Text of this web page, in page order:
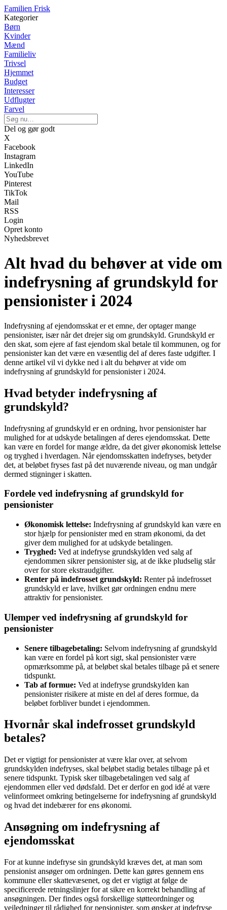
Familien Frisk
Kategorier
Børn
Kvinder
Mænd
Familieliv
Trivsel
Hjemmet
Budget
Interesser
Udflugter
Farvel
Del og gør godt
X
Facebook
Instagram
LinkedIn
YouTube
Pinterest
TikTok
Mail
RSS
Login
Opret konto
Nyhedsbrevet
Alt hvad du behøver at vide om
indefrysning af grundskyld for
pensionister i 2024
Indefrysning af ejendomsskat er et emne, der optager mange
pensionister, især når det drejer sig om grundskyld. Grundskyld er
den skat, som ejere af fast ejendom skal betale til kommunen, og for
pensionister kan det være en væsentlig del af deres faste udgifter. I
denne artikel vil vi dykke ned i alt du behøver at vide om
indefrysning af grundskyld for pensionister i 2024.
Hvad betyder indefrysning af
grundskyld?
Indefrysning af grundskyld er en ordning, hvor pensionister har
mulighed for at udskyde betalingen af deres ejendomsskat. Dette
kan være en fordel for mange ældre, da det giver økonomisk lettelse
og tryghed i hverdagen. Når ejendomsskatten indefryses, betyder
det, at beløbet fryses fast på det nuværende niveau, og man undgår
dermed stigninger i skatten.
Fordele ved indefrysning af grundskyld for
pensionister
Økonomisk lettelse: Indefrysning af grundskyld kan være en
stor hjælp for pensionister med en stram økonomi, da det
giver dem mulighed for at udskyde betalingen.
Tryghed: Ved at indefryse grundskylden ved salg af
ejendommen sikrer pensionister sig, at de ikke pludselig står
over for store ekstraudgifter.
Renter på indefrosset grundskyld: Renter på indefrosset
grundskyld er lave, hvilket gør ordningen endnu mere
attraktiv for pensionister.
Ulemper ved indefrysning af grundskyld for
pensionister
Senere tilbagebetaling: Selvom indefrysning af grundskyld
kan være en fordel på kort sigt, skal pensionister være
opmærksomme på, at beløbet skal betales tilbage på et senere
tidspunkt.
Tab af formue: Ved at indefryse grundskylden kan
pensionister risikere at miste en del af deres formue, da
beløbet forbliver bundet i ejendommen.
Hvornår skal indefrosset grundskyld
betales?
Det er vigtigt for pensionister at være klar over, at selvom
grundskylden indefryses, skal beløbet stadig betales tilbage på et
senere tidspunkt. Typisk sker tilbagebetalingen ved salg af
ejendommen eller ved dødsfald. Det er derfor en god idé at være
velinformeet omkring betingelserne for indefrysning af grundskyld
og hvad det indebærer for ens økonomi.
Ansøgning om indefrysning af
ejendomsskat
For at kunne indefryse sin grundskyld kræves det, at man som
pensionist ansøger om ordningen. Dette kan gøres gennem ens
kommune eller skattevæsenet, og det er vigtigt at følge de
specificerede retningslinjer for at sikre en korrekt behandling af
ansøgningen. Der findes også forskellige støtteordninger og
vejledninger til rådighed for pensionister, som ønsker at indefryse